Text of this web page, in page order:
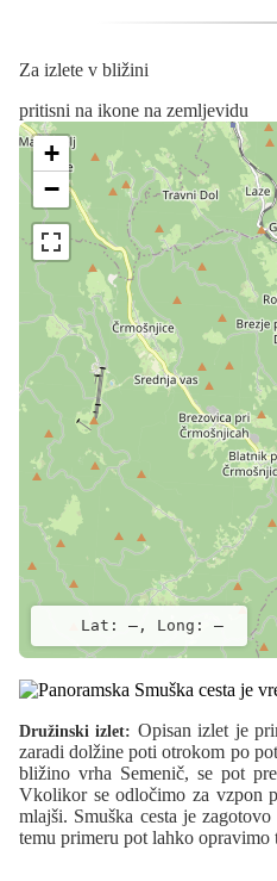
Za izlete v bližini
pritisni na ikone na zemljevidu
+
−
Lat: –, Long: –
Družinski izlet: Opisan izlet je
zaradi dolžine poti otrokom po
bližino vrha Semenič, se pot
Vkolikor se odločimo za vzpon
mlajši. Smuška cesta je
temu primeru pot lahko